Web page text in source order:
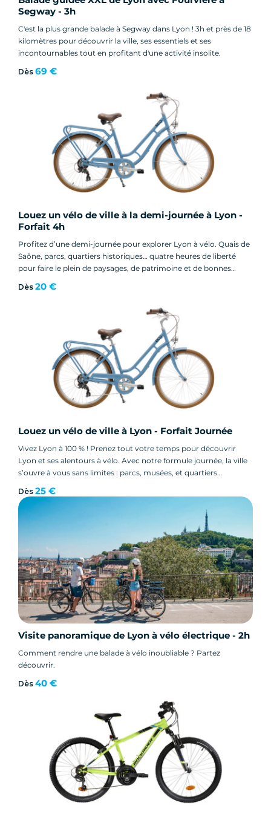
Segway - 3h
C'est la plus grande balade à Segway dans Lyon ! 3h et près de 18
kilomètres pour découvrir la ville, ses essentiels et ses
incontournables tout en profitant d'une activité insolite.
Dès 69 €
Louez un vélo de ville à la demi-journée à Lyon -
Forfait 4h
Profitez d’une demi-journée pour explorer Lyon à vélo. Quais de
Saône, parcs, quartiers historiques… quatre heures de liberté
pour faire le plein de paysages, de patrimoine et de bonnes
Dès 20 €
Louez un vélo de ville à Lyon - Forfait Journée
Vivez Lyon à 100 % ! Prenez tout votre temps pour découvrir
Lyon et ses alentours à vélo. Avec notre formule journée, la ville
s’ouvre à vous sans limites : parcs, musées, et quartiers
Dès 25 €
Visite panoramique de Lyon à vélo électrique - 2h
Comment rendre une balade à vélo inoubliable ? Partez
découvrir.
Dès 40 €